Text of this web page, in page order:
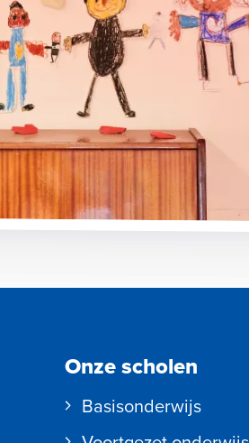
Onze scholen
Basisonderwijs